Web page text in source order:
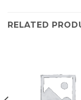
RELATED